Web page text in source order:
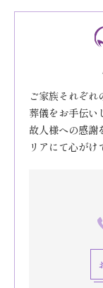
ご家族それぞ
葬儀をお手伝い
故人様への感謝
リアにて心がけ